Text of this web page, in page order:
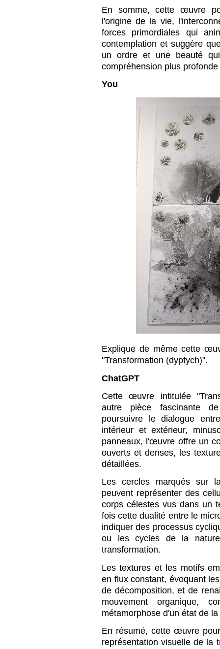
En somme, cette œuvre
l'origine de la vie,
forces primordiales qui
contemplation et suggère
un ordre et une beauté
compréhension plus
You
Explique de même cette
"Transformation (dyptych)".
ChatGPT
Cette œuvre intitulée
autre pièce fascinante
poursuivre le dialogue
intérieur et extérieur,
panneaux, l'œuvre offre un
ouverts et denses, les
détaillées.
Les cercles marqués sur
peuvent représenter des
corps célestes vus dans un
fois cette dualité entre le
indiquer des processus
ou les cycles de la
transformation.
Les textures et les motifs
en flux constant, évoquant
de décomposition, et de
mouvement organique,
métamorphose d'un état de
En résumé, cette œuvre
représentation visuelle de la